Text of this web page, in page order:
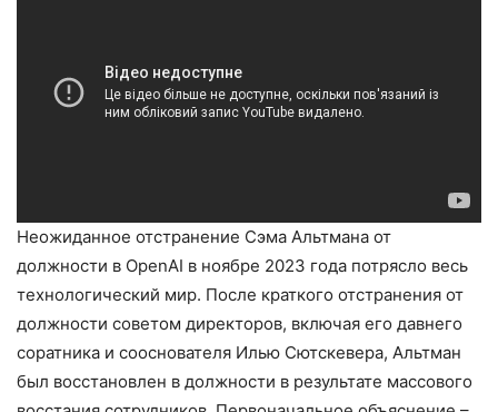
Неожиданное отстранение Сэма Альтмана от
должности в OpenAI в ноябре 2023 года потрясло весь
технологический мир. После краткого отстранения от
должности советом директоров, включая его давнего
соратника и сооснователя Илью Сютскевера, Альтман
был восстановлен в должности в результате массового